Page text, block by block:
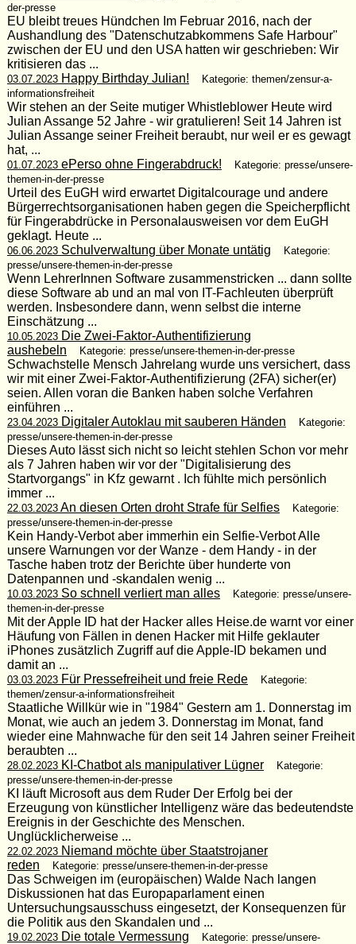
der-presse
EU bleibt treues Hündchen Im Februar 2016, nach der
Aushandlung des "Datenschutzabkommens Safe Harbour"
zwischen der EU und den USA hatten wir geschrieben: Wir
kritisieren das ...
03.07.2023Happy Birthday Julian!
Kategorie: themen/zensur-a-
informationsfreiheit
Wir stehen an der Seite mutiger Whistleblower Heute wird
Julian Assange 52 Jahre - wir gratulieren! Seit 14 Jahren ist
Julian Assange seiner Freiheit beraubt, nur weil er es gewagt
hat, ...
01.07.2023ePerso ohne Fingerabdruck!
Kategorie: presse/unsere-
themen-in-der-presse
Urteil des EuGH wird erwartet Digitalcourage und andere
Bürgerrechtsorganisationen haben gegen die Speicherpflicht
für Fingerabdrücke in Personalausweisen vor dem EuGH
geklagt. Heute ...
06.06.2023Schulverwaltung über Monate untätig
Kategorie:
presse/unsere-themen-in-der-presse
Wenn LehrerInnen Software zusammenstricken ... dann sollte
diese Software ab und an mal von IT-Fachleuten überprüft
werden. Insbesondere dann, wenn selbst die interne
Einschätzung ...
10.05.2023Die Zwei-Faktor-Authentifizierung
aushebeln
Kategorie: presse/unsere-themen-in-der-presse
Schwachstelle Mensch Jahrelang wurde uns versichert, dass
wir mit einer Zwei-Faktor-Authentifizierung (2FA) sicher(er)
seien. Allen voran die Banken haben solche Verfahren
einführen ...
23.04.2023Digitaler Autoklau mit sauberen Händen
Kategorie:
presse/unsere-themen-in-der-presse
Dieses Auto lässt sich nicht so leicht stehlen Schon vor mehr
als 7 Jahren haben wir vor der "Digitalisierung des
Startvorgangs" in Kfz gewarnt . Ich fühlte mich persönlich
immer ...
22.03.2023An diesen Orten droht Strafe für Selfies
Kategorie:
presse/unsere-themen-in-der-presse
Kein Handy-Verbot aber immerhin ein Selfie-Verbot Alle
unsere Warnungen vor der Wanze - dem Handy - in der
Tasche haben trotz der Berichte über hunderte von
Datenpannen und -skandalen wenig ...
10.03.2023So schnell verliert man alles
Kategorie: presse/unsere-
themen-in-der-presse
Mit der Apple ID hat der Hacker alles Heise.de warnt vor einer
Häufung von Fällen in denen Hacker mit Hilfe geklauter
iPhones zusätzlich Zugriff auf die Apple-ID bekamen und
damit an ...
03.03.2023Für Pressefreiheit und freie Rede
Kategorie:
themen/zensur-a-informationsfreiheit
Staatliche Willkür wie in "1984" Gestern am 1. Donnerstag im
Monat, wie auch an jedem 3. Donnerstag im Monat, fand
wieder eine Mahnwache für den seit 14 Jahren seiner Freiheit
beraubten ...
28.02.2023KI-Chatbot als manipulativer Lügner
Kategorie:
presse/unsere-themen-in-der-presse
KI läuft Microsoft aus dem Ruder Der Erfolg bei der
Erzeugung von künstlicher Intelligenz wäre das bedeutendste
Ereignis in der Geschichte des Menschen.
Unglücklicherweise ...
22.02.2023Niemand möchte über Staatstrojaner
reden
Kategorie: presse/unsere-themen-in-der-presse
Das Schweigen im (europäischen) Walde Nach langen
Diskussionen hat das Europaparlament einen
Untersuchungsausschuss eingesetzt, der Konsequenzen für
die Politik aus den Skandalen und ...
19.02.2023Die totale Vermessung
Kategorie: presse/unsere-